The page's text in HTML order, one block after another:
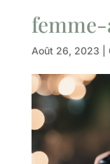
Août 26, 2023